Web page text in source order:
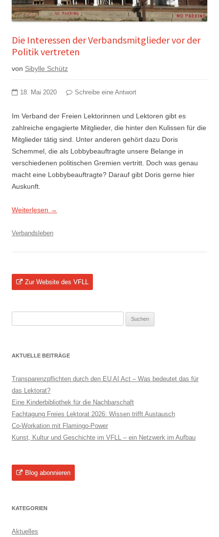
Die Interessen der Verbandsmitglieder vor der
Politik vertreten
von Sibylle Schütz
18. Mai 2020 Schreibe eine Antwort
Im Verband der Freien Lektorinnen und Lektoren gibt es
zahlreiche engagierte Mitglieder, die hinter den Kulissen für die
Mitglieder tätig sind. Unter anderen gehört dazu Doris
Schemmel, die als Lobbybeauftragte unsere Belange in
verschiedenen politischen Gremien vertritt. Doch was genau
macht eine Lobbybeauftragte? Darauf gibt Doris gerne hier
Auskunft.
Weiterlesen →
Verbandsleben
Zur Website des VFLL
AKTUELLE BEITRÄGE
Transparenzpflichten durch den EU AI Act – Was bedeutet das für
das Lektorat?
Eine Kinderbibliothek für die Nachbarschaft
Fachtagung Freies Lektorat 2026: Wissen trifft Austausch
Co-Workation mit Flamingo-Power
Kunst, Kultur und Geschichte im VFLL – ein Netzwerk im Aufbau
Blog abonnieren
KATEGORIEN
Aktuelles